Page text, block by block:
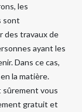
les
sont
des travaux de
ayant les
Dans ce cas,
la matière.
sûrement vous
gratuit et